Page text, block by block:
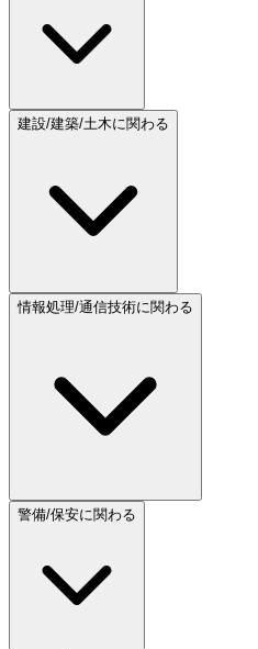
建設/建築/土木に関わる
情報処理/通信技術に関わる
警備/保安に関わる